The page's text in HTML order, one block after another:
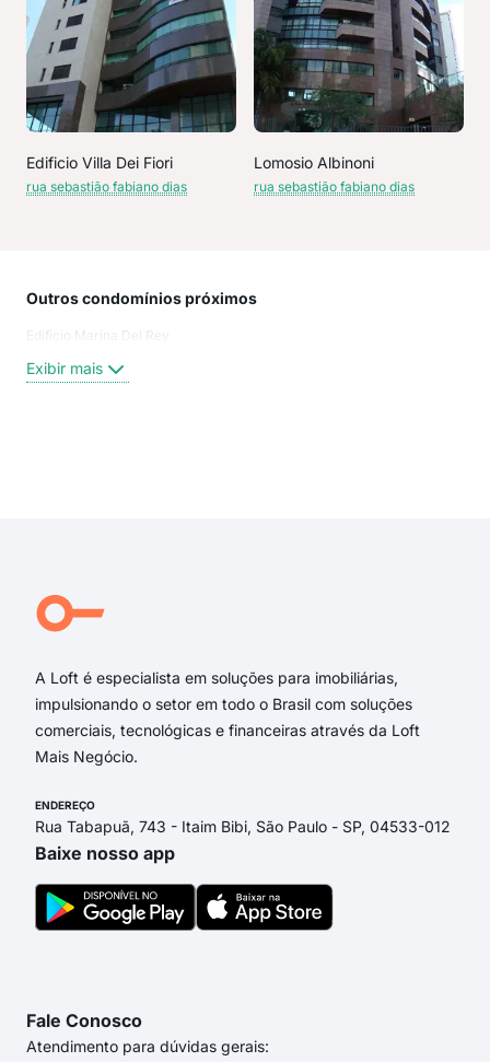
Edificio Villa Dei Fiori
rua sebastião fabiano dias
Lomosio Albinoni
rua sebastião fabiano dias
Outros condomínios próximos
Edificio Marina Del Rey
Exibir mais
A Loft é especialista em soluções para imobiliárias,
impulsionando o setor em todo o Brasil com soluções
comerciais, tecnológicas e financeiras através da Loft
Mais Negócio.
ENDEREÇO
Rua Tabapuã, 743 - Itaim Bibi, São Paulo - SP, 04533-012
Baixe nosso app
Fale Conosco
Atendimento para dúvidas gerais: